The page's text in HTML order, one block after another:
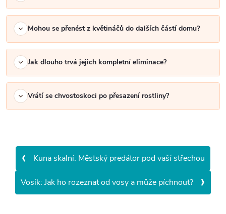
Mohou se přenést z květináčů do dalších částí domu?
Jak dlouho trvá jejich kompletní eliminace?
Vrátí se chvostoskoci po přesazení rostliny?
‹ Kuna skalní: Městský predátor pod vaší střechou
Vosík: Jak ho rozeznat od vosy a může píchnout? ›